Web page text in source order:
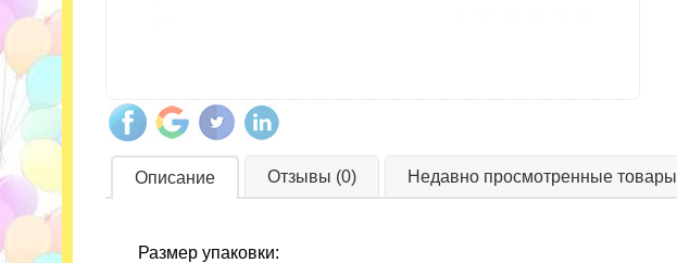
Описание Отзывы (0) Недавно просмотренные товары
Размер упаковки: